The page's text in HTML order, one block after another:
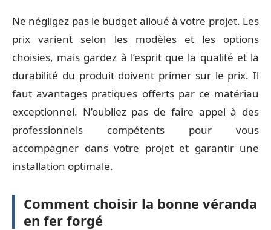
Ne négligez pas le budget alloué à votre projet. Les
prix varient selon les modèles et les options
choisies, mais gardez à l’esprit que la qualité et la
durabilité du produit doivent primer sur le prix. Il
faut avantages pratiques offerts par ce matériau
exceptionnel. N’oubliez pas de faire appel à des
professionnels compétents pour vous
accompagner dans votre projet et garantir une
installation optimale.
Comment choisir la bonne véranda
en fer forgé